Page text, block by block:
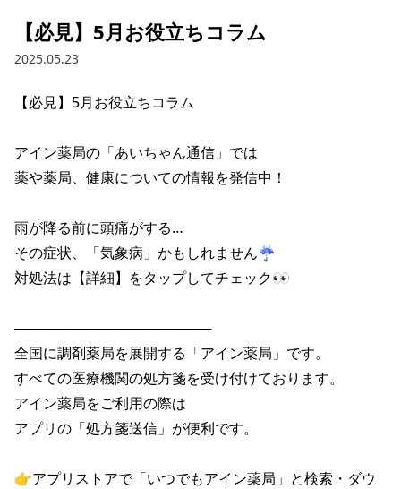
【必見】5月お役立ちコラム
2025.05.23
【必見】5月お役立ちコラム
アイン薬局の「あいちゃん通信」では
薬や薬局、健康についての情報を発信中！
雨が降る前に頭痛がする…
その症状、「気象病」かもしれません☔
対処法は【詳細】をタップしてチェック👀
────────────────────
全国に調剤薬局を展開する「アイン薬局」です。
すべての医療機関の処方箋を受け付けております。
アイン薬局をご利用の際は
アプリの「処方箋送信」が便利です。
👉アプリストアで「いつでもアイン薬局」と検索・ダウ